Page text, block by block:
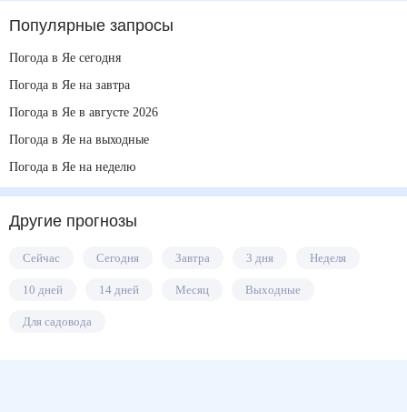
Популярные запросы
Погода в Яе сегодня
Погода в Яе на завтра
Погода в Яе в августе 2026
Погода в Яе на выходные
Погода в Яе на неделю
Другие прогнозы
Сейчас Сегодня Завтра 3 дня Неделя
10 дней 14 дней Месяц Выходные
Для садовода